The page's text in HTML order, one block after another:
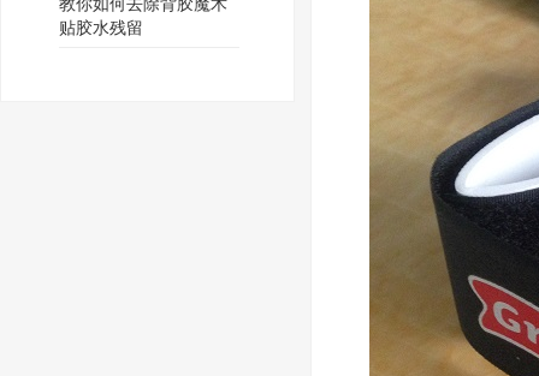
教你如何去除背胶魔术
贴胶水残留